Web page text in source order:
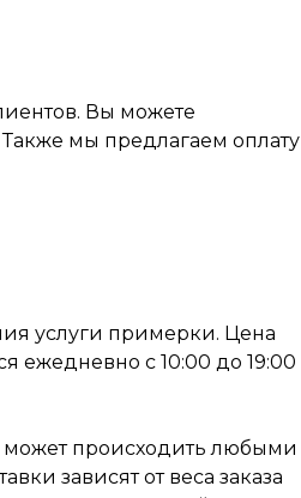
Вы можете
мы предлагаем оплату
услуги примерки. Цена
ежедневно с 10:00 до 19:00
может происходить любыми
зависят от веса заказа